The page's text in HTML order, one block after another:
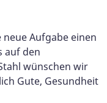
Aufgabe einen
auf den
wünschen wir
Gute, Gesundheit